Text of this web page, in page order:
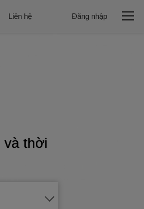
Liên hệ Đăng nhập
và thời